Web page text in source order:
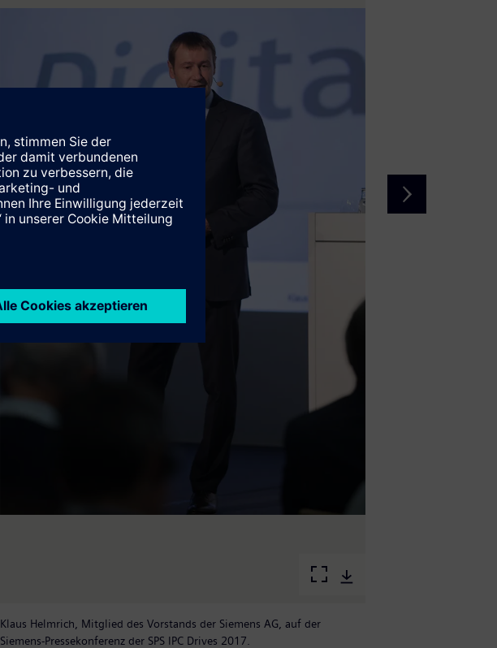
Klaus Helmrich, Mitglied des Vorstands der Siemens AG, auf der
Siemens-Pressekonferenz der SPS IPC Drives 2017.